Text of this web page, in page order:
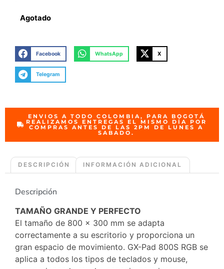
Agotado
Facebook WhatsApp X
Telegram
ENVIOS A TODO COLOMBIA, PARA BOGOTÁ
REALIZAMOS ENTREGAS EL MISMO DÍA POR
COMPRAS ANTES DE LAS 2PM DE LUNES A
SABADO.
DESCRIPCIÓN INFORMACIÓN ADICIONAL
Descripción
TAMAÑO GRANDE Y PERFECTO
El tamaño de 800 x 300 mm se adapta
correctamente a su escritorio y proporciona un
gran espacio de movimiento. GX-Pad 800S RGB se
aplica a todos los tipos de teclados y mouse,